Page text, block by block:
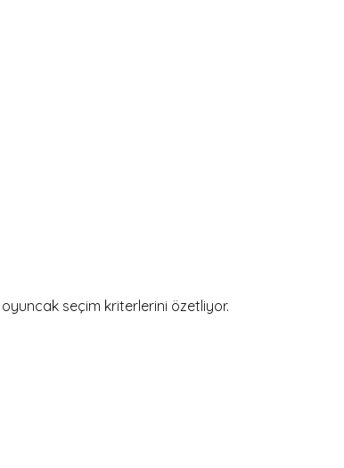
oyuncak seçim kriterlerini özetliyor.